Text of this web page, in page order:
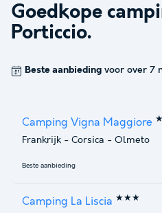
Goedkope
Porticcio.
Beste aanbieding voor over 7
Camping Vigna Maggiore
Frankrijk - Corsica - Olmeto
Beste aanbieding
Camping La Liscia ★★★